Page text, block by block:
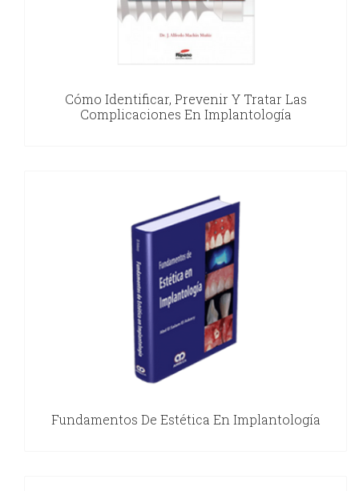
Cómo Identificar, Prevenir Y Tratar Las
Complicaciones En Implantología
Fundamentos De Estética En Implantología